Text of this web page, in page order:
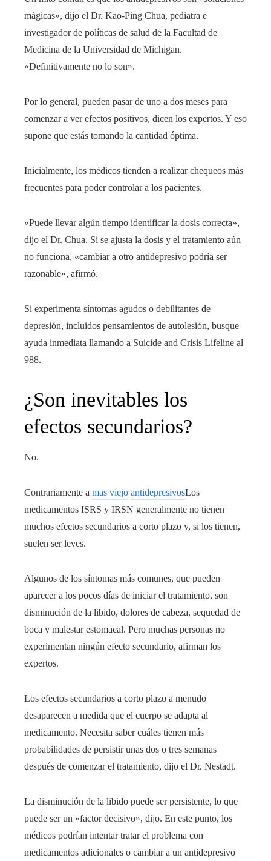
mágicas», dijo el Dr. Kao-Ping Chua, pediatra e
investigador de políticas de salud de la Facultad de
Medicina de la Universidad de Michigan.
«Definitivamente no lo son».
Por lo general, pueden pasar de uno a dos meses para
comenzar a ver efectos positivos, dicen los expertos. Y eso
supone que estás tomando la cantidad óptima.
Inicialmente, los médicos tienden a realizar chequeos más
frecuentes para poder controlar a los pacientes.
«Puede llevar algún tiempo identificar la dosis correcta»,
dijo el Dr. Chua. Si se ajusta la dosis y el tratamiento aún
no funciona, «cambiar a otro antidepresivo podría ser
razonable», afirmó.
Si experimenta síntomas agudos o debilitantes de
depresión, incluidos pensamientos de autolesión, busque
ayuda inmediata llamando a Suicide and Crisis Lifeline al
988.
¿Son inevitables los
efectos secundarios?
No.
Contrariamente a mas viejo antidepresivosLos
medicamentos ISRS y IRSN generalmente no tienen
muchos efectos secundarios a corto plazo y, si los tienen,
suelen ser leves.
Algunos de los síntomas más comunes, que pueden
aparecer a los pocos días de iniciar el tratamiento, son
disminución de la libido, dolores de cabeza, sequedad de
boca y malestar estomacal. Pero muchas personas no
experimentan ningún efecto secundario, afirman los
expertos.
Los efectos secundarios a corto plazo a menudo
desaparecen a medida que el cuerpo se adapta al
medicamento. Necesita saber cuáles tienen más
probabilidades de persistir unas dos o tres semanas
después de comenzar el tratamiento, dijo el Dr. Nestadt.
La disminución de la libido puede ser persistente, lo que
puede ser un «factor decisivo», dijo. En este punto, los
médicos podrían intentar tratar el problema con
medicamentos adicionales o cambiar a un antidepresivo